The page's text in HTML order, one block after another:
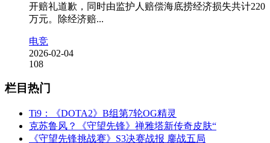
开赔礼道歉，同时由监护人赔偿海底捞经济损失共计220
万元。除经济赔...
电竞
2026-02-04
108
栏目热门
Ti9：《DOTA2》B组第7轮OG精灵
克苏鲁风？《守望先锋》禅雅塔新传奇皮肤“
《守望先锋挑战赛》S3决赛战报 鏖战五局